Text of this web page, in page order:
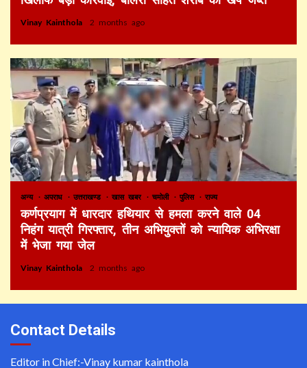
Vinay Kainthola 2 months ago
अन्य अपराध उत्तराखण्ड खास खबर चमोली पुलिस राज्य
कर्णप्रयाग में धारदार हथियार से हमला करने वाले 04
निहंग यात्री गिरफ्तार, तीन अभियुक्तों को न्यायिक अभिरक्षा
में भेजा गया जेल
Vinay Kainthola 2 months ago
Contact Details
Editor in Chief:-Vinay kumar kainthola